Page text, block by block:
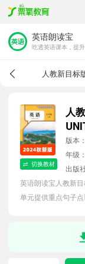
英语朗读宝
吃透英语课本，提
切换教材
人
版本：
年级：
出版
英语朗读宝人教新
单元提供重点句子